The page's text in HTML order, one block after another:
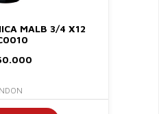
MALB 3/4 X12